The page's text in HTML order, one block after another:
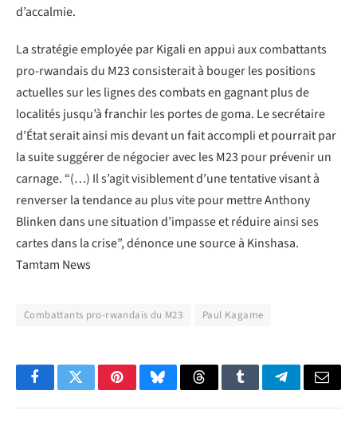
d’accalmie.
La stratégie employée par Kigali en appui aux combattants
pro-rwandais du M23 consisterait à bouger les positions
actuelles sur les lignes des combats en gagnant plus de
localités jusqu’à franchir les portes de goma. Le secrétaire
d’État serait ainsi mis devant un fait accompli et pourrait par
la suite suggérer de négocier avec les M23 pour prévenir un
carnage. “(…) Il s’agit visiblement d’une tentative visant à
renverser la tendance au plus vite pour mettre Anthony
Blinken dans une situation d’impasse et réduire ainsi ses
cartes dans la crise”, dénonce une source à Kinshasa.
Tamtam News
Combattants pro-rwandais du M23 Paul Kagame
FacebookTwitterPinterestBlueskyThreadsTumblrTelegramEmail